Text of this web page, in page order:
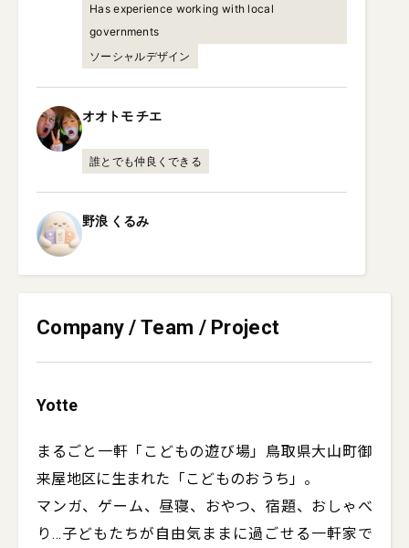
Has experience working with local
governments
ソーシャルデザイン
オオトモチエ
誰とでも仲良くできる
野浪 くるみ
Company / Team / Project
Yotte
まるごと一軒「こどもの遊び場」鳥取県大山町御
来屋地区に生まれた「こどものおうち」。
マンガ、ゲーム、昼寝、おやつ、宿題、おしゃべ
り…子どもたちが自由気ままに過ごせる一軒家で